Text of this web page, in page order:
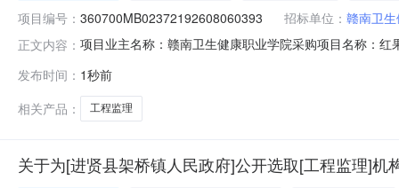
项目编号： 360700MB02372192608060393 招标单位： 赣南卫
正文内容： 项目业主名称：赣南卫生健康职业学院采购项目名称：
该项目在江西赣州要求监理人员每天到岗到位。从项目
负责。包括施工进场材料验收及施工过程监管，
发布时间： 1秒前
相关产品：
工程监理
关于为[进贤县架桥镇人民政府]公开选取[工程监理]机